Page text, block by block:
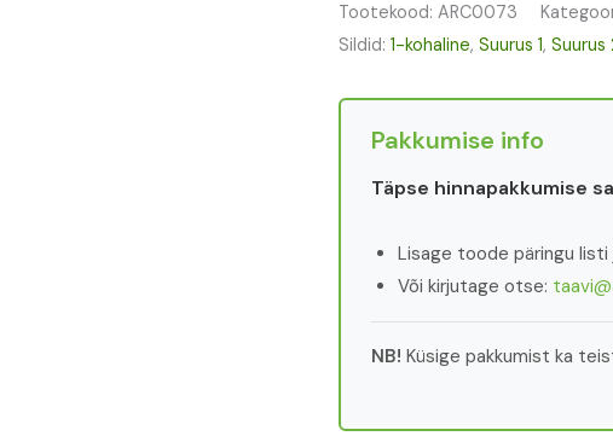
Tootekood: ARC0073
Sildid: 1-kohaline, Suurus 1, Suurus
Pakkumise info
Täpse hinnapakkumise
Lisage toode päringu listi
Või kirjutage otse:
NB! Küsige pakkumist ka